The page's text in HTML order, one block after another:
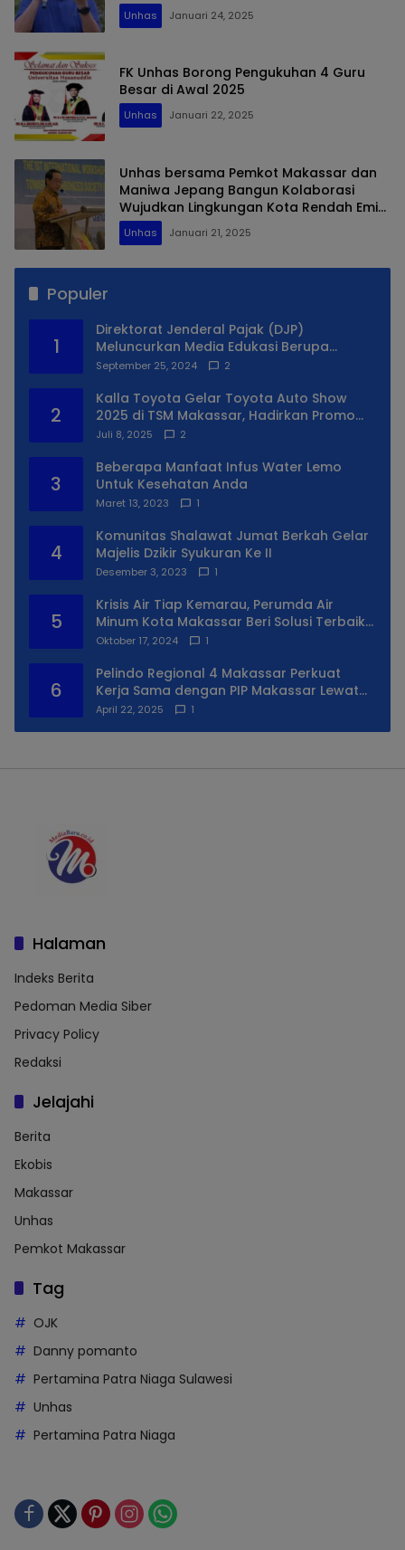
Unhas Januari 24, 2025
FK Unhas Borong Pengukuhan 4 Guru
Besar di Awal 2025
Unhas Januari 22, 2025
Unhas bersama Pemkot Makassar dan
Maniwa Jepang Bangun Kolaborasi
Wujudkan Lingkungan Kota Rendah Emisi
Karbon
Unhas Januari 21, 2025
Populer
1
Direktorat Jenderal Pajak (DJP)
Meluncurkan Media Edukasi Berupa
Simulator Coretax
September 25, 2024 2
2
Kalla Toyota Gelar Toyota Auto Show
2025 di TSM Makassar, Hadirkan Promo
Spesial
Juli 8, 2025 2
3
Beberapa Manfaat Infus Water Lemo
Untuk Kesehatan Anda
Maret 13, 2023 1
4
Komunitas Shalawat Jumat Berkah Gelar
Majelis Dzikir Syukuran Ke II
Desember 3, 2023 1
5
Krisis Air Tiap Kemarau, Perumda Air
Minum Kota Makassar Beri Solusi Terbaik
Untuk Daerah Utara Kota
Oktober 17, 2024 1
6
Pelindo Regional 4 Makassar Perkuat
Kerja Sama dengan PIP Makassar Lewat
Praktek Lapangan
April 22, 2025 1
Halaman
Indeks Berita
Pedoman Media Siber
Privacy Policy
Redaksi
Jelajahi
Berita
Ekobis
Makassar
Unhas
Pemkot Makassar
Tag
OJK
Danny pomanto
Pertamina Patra Niaga Sulawesi
Unhas
Pertamina Patra Niaga